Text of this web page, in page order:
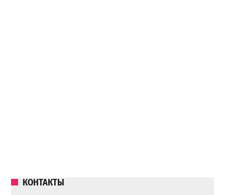
КОНТАКТЫ